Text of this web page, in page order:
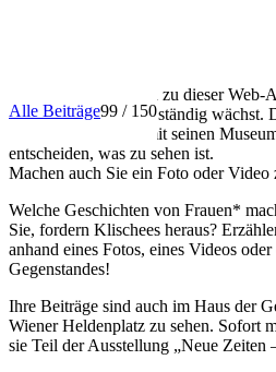
Herzlich willkommen zu dieser Web-
Beiträge entsteht und ständig wächst.
Österreich öffnet damit seinen
entscheiden, was zu sehen ist.
Machen auch Sie ein Foto oder
Welche Geschichten von Frauen*
Sie, fordern Klischees heraus?
anhand eines Fotos, eines Videos
Gegenstandes!
Ihre Beiträge sind auch im Haus der
Wiener Heldenplatz zu sehen. Sofort
sie Teil der Ausstellung „Neue Zeiten
Alle Beiträge99 / 150